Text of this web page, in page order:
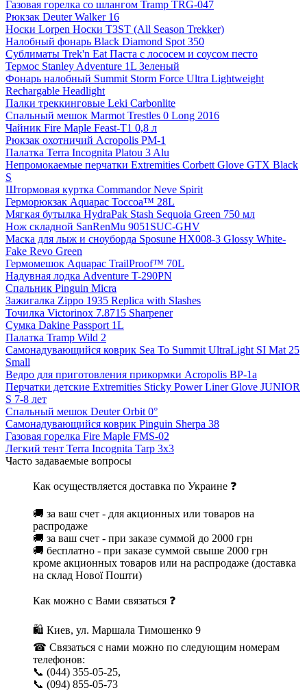
Газовая горелка со шлангом Tramp TRG-047
Рюкзак Deuter Walker 16
Носки Lorpen Носки T3ST (All Season Trekker)
Налобный фонарь Black Diamond Spot 350
Сублиматы Trek'n Eat Паста с лососем и соусом песто
Термос Stanley Adventure 1L Зеленый
Фонарь налобный Summit Storm Force Ultra Lightweight
Rechargable Headlight
Палки треккинговые Leki Carbonlite
Спальный мешок Marmot Trestles 0 Long 2016
Чайник Fire Maple Feast-Т1 0,8 л
Рюкзак охотничий Acropolis РМ-1
Палатка Terra Incognita Platou 3 Alu
Непромокаемые перчатки Extremities Corbett Glove GTX Black
S
Штормовая куртка Commandor Neve Spirit
Герморюкзак Aquapac Toccoa™ 28L
Мягкая бутылка HydraPak Stash Sequoia Green 750 мл
Нож складной SanRenMu 9051SUC-GHV
Маска для лыж и сноуборда Sposune HX008-3 Glossy White-
Fake Revo Green
Гермомешок Aquapac TrailProof™ 70L
Надувная лодка Adventure T-290PN
Спальник Pinguin Micra
Зажигалка Zippo 1935 Replica with Slashes
Точилка Victorinox 7.8715 Sharpener
Сумка Dakine Passport 1L
Палатка Tramp Wild 2
Самонадувающийся коврик Sea To Summit UltraLight SI Mat 25
Small
Ведро для приготовления прикормки Acropolis ВР-1а
Перчатки детские Extremities Sticky Power Liner Glove JUNIOR
S 7-8 лет
Спальный мешок Deuter Orbit 0°
Самонадувающийся коврик Pinguin Sherpa 38
Газовая горелка Fire Maple FMS-02
Легкий тент Terra Incognita Tarp 3x3
Часто задаваемые вопросы
Как осуществляется доставка по Украине ❓
🚚 за ваш счет - для акционных или товаров на
распродаже
🚚 за ваш счет - при заказе суммой до 2000 грн
🚚 бесплатно - при заказе суммой свыше 2000 грн
кроме акционных товаров или на распродаже (доставка
на склад Нової Пошти)
Как можно с Вами связаться ❓
🛍 Киев, ул. Маршала Тимошенко 9
☎ Связаться с нами можно по следующим номерам
телефонов:
📞 (044) 355-05-25,
📞 (094) 855-05-73